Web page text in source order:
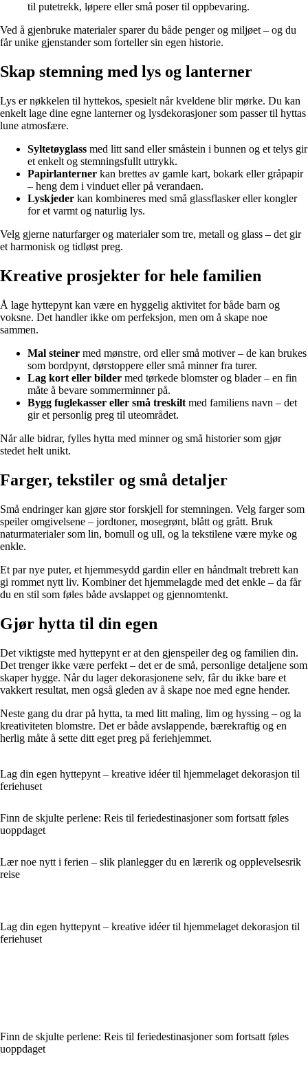
til putetrekk, løpere eller små poser til oppbevaring.
Ved å gjenbruke materialer sparer du både penger og miljøet – og du
får unike gjenstander som forteller sin egen historie.
Skap stemning med lys og lanterner
Lys er nøkkelen til hyttekos, spesielt når kveldene blir mørke. Du kan
enkelt lage dine egne lanterner og lysdekorasjoner som passer til hyttas
lune atmosfære.
Syltetøyglass med litt sand eller småstein i bunnen og et telys gir
et enkelt og stemningsfullt uttrykk.
Papirlanterner kan brettes av gamle kart, bokark eller gråpapir
– heng dem i vinduet eller på verandaen.
Lyskjeder kan kombineres med små glassflasker eller kongler
for et varmt og naturlig lys.
Velg gjerne naturfarger og materialer som tre, metall og glass – det gir
et harmonisk og tidløst preg.
Kreative prosjekter for hele familien
Å lage hyttepynt kan være en hyggelig aktivitet for både barn og
voksne. Det handler ikke om perfeksjon, men om å skape noe
sammen.
Mal steiner med mønstre, ord eller små motiver – de kan brukes
som bordpynt, dørstoppere eller små minner fra turer.
Lag kort eller bilder med tørkede blomster og blader – en fin
måte å bevare sommerminner på.
Bygg fuglekasser eller små treskilt med familiens navn – det
gir et personlig preg til uteområdet.
Når alle bidrar, fylles hytta med minner og små historier som gjør
stedet helt unikt.
Farger, tekstiler og små detaljer
Små endringer kan gjøre stor forskjell for stemningen. Velg farger som
speiler omgivelsene – jordtoner, mosegrønt, blått og grått. Bruk
naturmaterialer som lin, bomull og ull, og la tekstilene være myke og
enkle.
Et par nye puter, et hjemmesydd gardin eller en håndmalt trebrett kan
gi rommet nytt liv. Kombiner det hjemmelagde med det enkle – da får
du en stil som føles både avslappet og gjennomtenkt.
Gjør hytta til din egen
Det viktigste med hyttepynt er at den gjenspeiler deg og familien din.
Det trenger ikke være perfekt – det er de små, personlige detaljene som
skaper hygge. Når du lager dekorasjonene selv, får du ikke bare et
vakkert resultat, men også gleden av å skape noe med egne hender.
Neste gang du drar på hytta, ta med litt maling, lim og hyssing – og la
kreativiteten blomstre. Det er både avslappende, bærekraftig og en
herlig måte å sette ditt eget preg på feriehjemmet.
Lag din egen hyttepynt – kreative idéer til hjemmelaget dekorasjon til
feriehuset
Finn de skjulte perlene: Reis til feriedestinasjoner som fortsatt føles
uoppdaget
Lær noe nytt i ferien – slik planlegger du en lærerik og opplevelsesrik
reise
Lag din egen hyttepynt – kreative idéer til hjemmelaget dekorasjon til
feriehuset
Finn de skjulte perlene: Reis til feriedestinasjoner som fortsatt føles
uoppdaget